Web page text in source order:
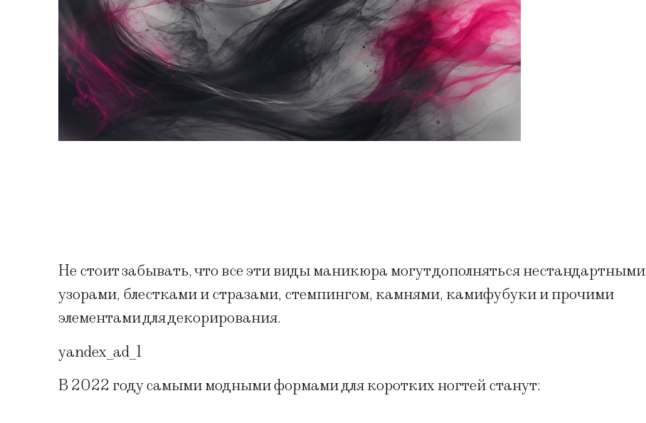
Не стоит забывать, что все эти виды маникюра могут дополняться нестандартными
узорами, блестками и стразами, стемпингом, камнями, камифубуки и прочими
элементами для декорирования.
yandex_ad_1
В 2022 году самыми модными формами для коротких ногтей станут: